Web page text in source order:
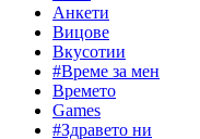
Анкети
Вицове
Вкусотии
#Време за мен
Времето
Games
#Здравето ни